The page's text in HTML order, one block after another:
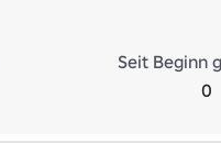
Seit Beginn
0